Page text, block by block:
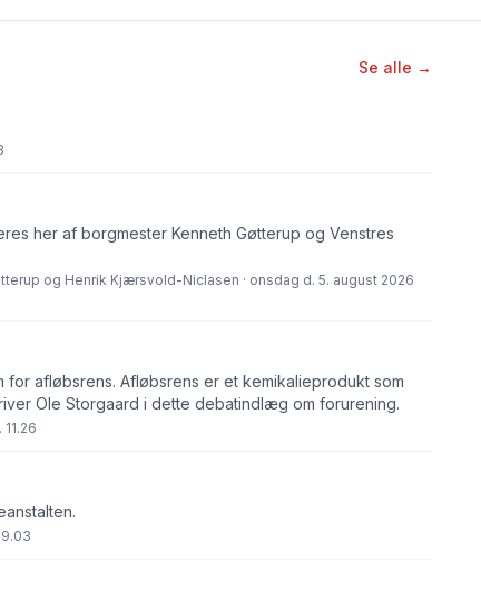
Se alle →
her af borgmester Kenneth Gøtterup og Venstres
og Henrik Kjærsvold-Niclasen · onsdag d. 5. august 2026
afløbsrens. Afløbsrens er et kemikalieprodukt som
Ole Storgaard i dette debatindlæg om forurening.